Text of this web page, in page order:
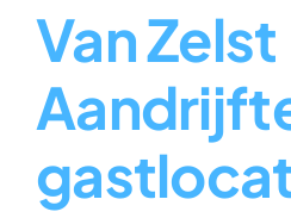
Van Zelst